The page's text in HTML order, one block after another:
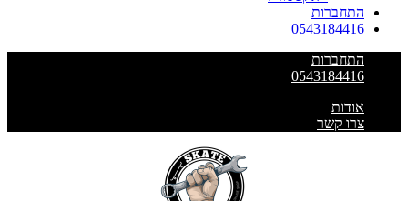
התחברות
0543184416
התחברות
0543184416
אודות
צרו קשר